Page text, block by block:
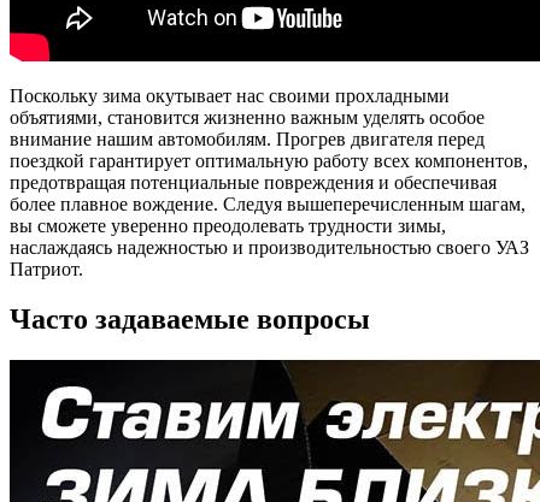
Поскольку зима окутывает нас своими прохладными
объятиями, становится жизненно важным уделять особое
внимание нашим автомобилям. Прогрев двигателя перед
поездкой гарантирует оптимальную работу всех компонентов,
предотвращая потенциальные повреждения и обеспечивая
более плавное вождение. Следуя вышеперечисленным шагам,
вы сможете уверенно преодолевать трудности зимы,
наслаждаясь надежностью и производительностью своего УАЗ
Патриот.
Часто задаваемые вопросы